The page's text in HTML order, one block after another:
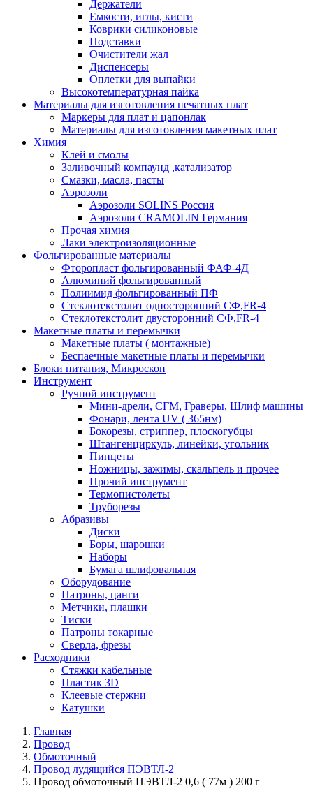
Держатели
Емкости, иглы, кисти
Коврики силиконовые
Подставки
Очистители жал
Диспенсеры
Оплетки для выпайки
Высокотемпературная пайка
Материалы для изготовления печатных плат
Маркеры для плат и цапонлак
Материалы для изготовления макетных плат
Химия
Клей и смолы
Заливочный компаунд ,катализатор
Смазки, масла, пасты
Аэрозоли
Аэрозоли SOLINS Россия
Аэрозоли CRAMOLIN Германия
Прочая химия
Лаки электроизоляционные
Фольгированные материалы
Фторопласт фольгированный ФАФ-4Д
Алюминий фольгированный
Полиимид фольгированный ПФ
Стеклотекстолит односторонний CФ,FR-4
Стеклотекстолит двусторонний СФ,FR-4
Макетные платы и перемычки
Макетные платы ( монтажные)
Беспаечные макетные платы и перемычки
Блоки питания, Микроскоп
Инструмент
Ручной инструмент
Мини-дрели, СГМ, Граверы, Шлиф машины
Фонари, лента UV ( 365нм)
Бокорезы, cтриппер, плоскогубцы
Штангенциркуль, линейки, угольник
Пинцеты
Ножницы, зажимы, скальпель и прочее
Прочий инструмент
Термопистолеты
Труборезы
Абразивы
Диски
Боры, шарошки
Наборы
Бумага шлифовальная
Оборудование
Патроны, цанги
Метчики, плашки
Тиски
Патроны токарные
Сверла, фрезы
Расходники
Стяжки кабельные
Пластик 3D
Клеевые стержни
Катушки
Главная
Провод
Обмоточный
Провод лудящийся ПЭВТЛ-2
Провод обмоточный ПЭВТЛ-2 0,6 ( 77м ) 200 г